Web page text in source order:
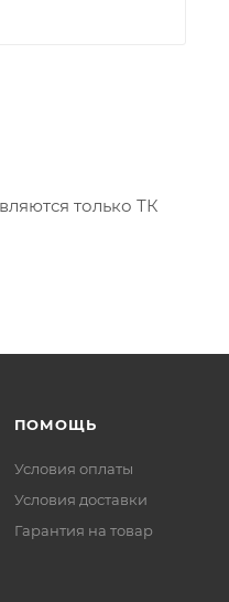
только ТК
ПОМОЩЬ
Условия оплаты
Условия доставки
Гарантия на товар